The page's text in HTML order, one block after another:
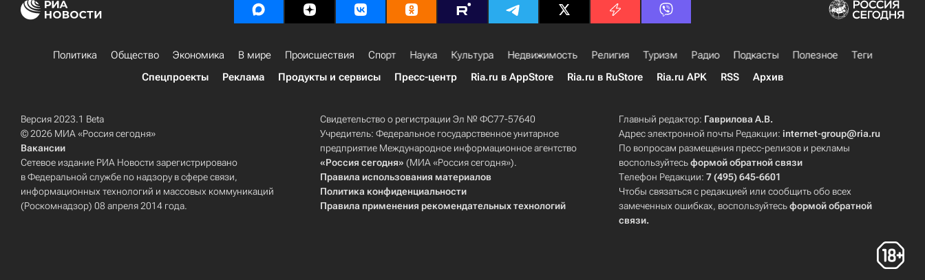
Политика Общество Экономика В мире Происшествия Спорт Наука Культура Недвижимость Религия Туризм Радио Подкасты Полезное
Теги
Спецпроекты
Реклама Продукты и сервисы Пресс-центр Ria.ru в AppStore Ria.ru в RuStore Ria.ru APK RSS Архив
Версия 2023.1 Beta
© 2026 МИА «Россия сегодня»
Вакансии
Сетевое издание РИА Новости зарегистрировано
в Федеральной службе по надзору в сфере связи,
информационных технологий и массовых коммуникаций
(Роскомнадзор) 08 апреля 2014 года.
Свидетельство о регистрации Эл № ФС77-57640
Учредитель: Федеральное государственное унитарное
предприятие Международное информационное агентство
«Россия сегодня» (МИА «Россия сегодня»).
Правила использования материалов
Политика конфиденциальности
Правила применения рекомендательных технологий
Главный редактор: Гаврилова А.В.
Адрес электронной почты Редакции:internet-group@ria.ru
По вопросам размещения пресс-релизов и рекламы
воспользуйтесьформой обратной связи
Телефон Редакции:7 (495) 645-6601
Чтобы связаться с редакцией или сообщить обо всех
замеченных ошибках, воспользуйтесьформой обратной
связи.